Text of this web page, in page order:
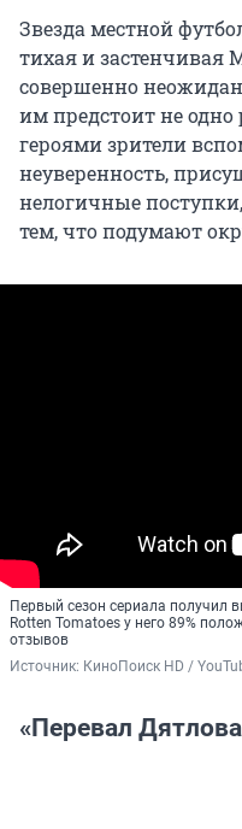
Звезда местной
тихая и застенчивая
совершенно
им предстоит не одно
героями зрители
неуверенность,
нелогичные
тем, что подумают
Первый сезон сериала получил
Rotten Tomatoes у него 89%
отзывов
Источник: КиноПоиск HD /
«Перевал